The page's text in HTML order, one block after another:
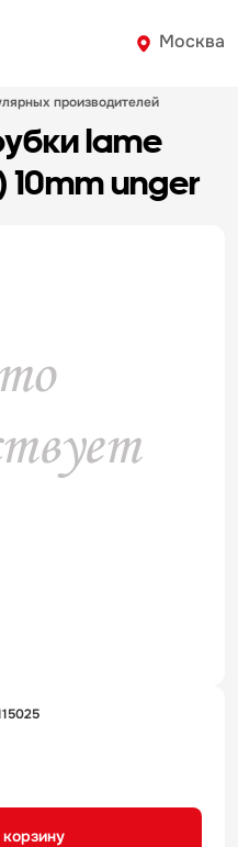
Москва
производителей
10mm unger